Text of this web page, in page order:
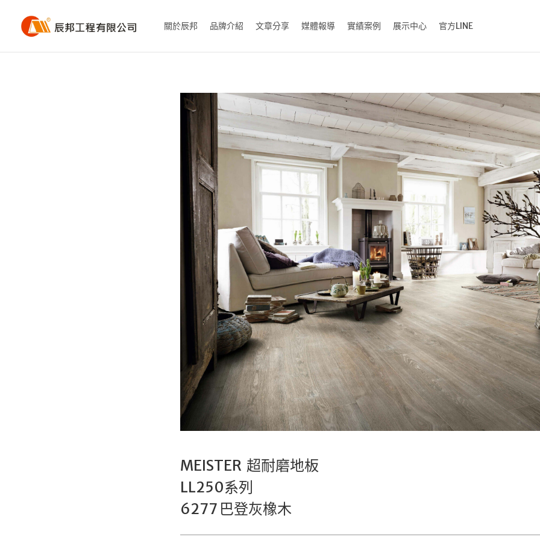
關於辰邦 品牌介紹 文章分享 媒體報導 實績案例 展示中心 官方LINE
MEISTER 超耐磨地板
LL250系列
6277 巴登灰橡木